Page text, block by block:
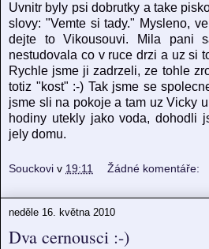
Uvnitr byly psi dobrutky a take
slovy: "Vemte si tady." Mysleno,
dejte to Vikousouvi. Mila pani
nestudovala co v ruce drzi a uz si
Rychle jsme ji zadrzeli, ze tohle
totiz "kost" :-) Tak jsme se
jsme sli na pokoje a tam uz Vicky
hodiny utekly jako voda, dohodli
jely domu.
Souckovi v 19:11 Žádné komentáře:
neděle 16. května 2010
Dva cernousci :-)